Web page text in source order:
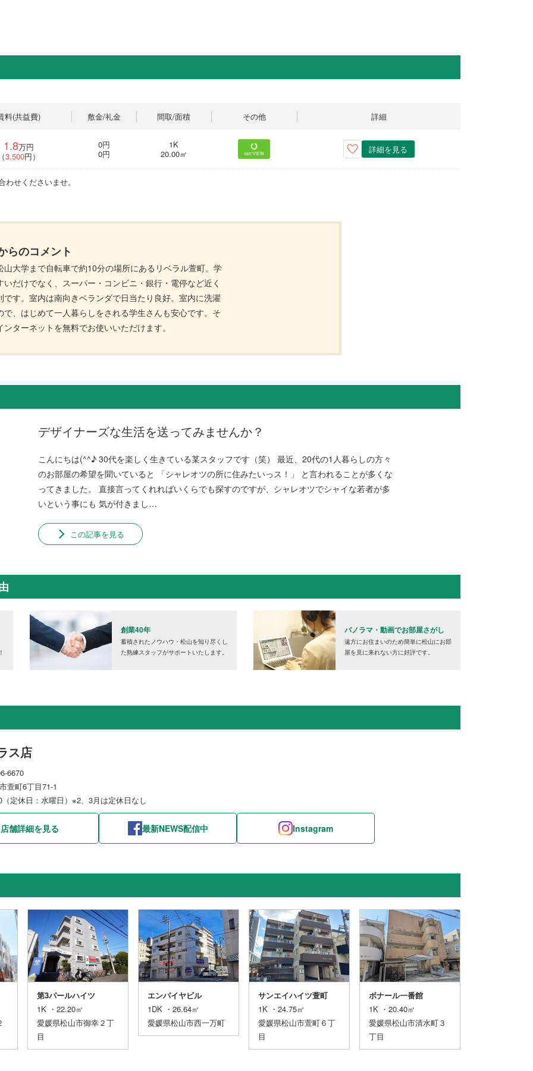
料(共益費) 敷金/礼金 間取/面積 その他 詳細
1.8万円
3,500円）
0円
0円
1K
20.00㎡
360°VIEW 詳細を見る
せくださいませ。
らのコメント
山大学まで自転車で約10分の場所にあるリベラル萱町。学
いだけでなく、スーパー・コンビニ・銀行・電停など近く
です。室内は南向きベランダで日当たり良好。室内に洗濯
で、はじめて一人暮らしをされる学生さんも安心です。そ
ターネットを無料でお使いいただけます。
デザイナーズな生活を送ってみませんか？
こんにちは(^^♪ 30代を楽しく生きている某スタッフです（笑） 最近、20代の1人暮らしの方々
のお部屋の希望を聞いていると 「シャレオツの所に住みたいっス！」 と言われることが多くな
ってきました。 直接言ってくれればいくらでも探すのですが、シャレオツでシャイな若者が多
いという事にも 気が付きまし…
この記事を見る
創業40年
蓄積されたノウハウ・松山を知り尽くし
た熟練スタッフがサポートいたします。
パノラマ・動画でお部屋さがし
遠方にお住まいのため簡単に松山にお部
屋を見に来れない方に好評です。
ス店
6670
萱町6丁目71-1
定休日：水曜日）※2、3月は定休日なし
店舗詳細を見る 最新NEWS配信中 Instagram
第3パールハイツ
1K ・22.20㎡
愛媛県松山市御幸２丁
目
エンパイヤビル
1DK ・26.64㎡
愛媛県松山市西一万町
サンエイハイツ萱町
1K ・24.75㎡
愛媛県松山市萱町６丁
目
ボナール一番館
1K ・20.40㎡
愛媛県松山市清水町３
丁目